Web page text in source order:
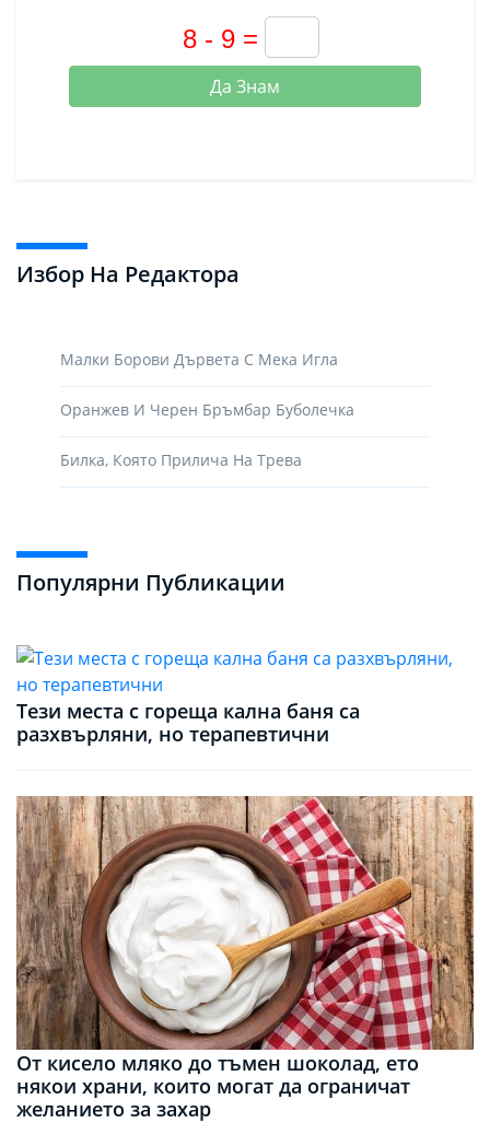
Да Знам
Избор На Редактора
Малки Борови Дървета С Мека Игла
Оранжев И Черен Бръмбар Буболечка
Билка, Която Прилича На Трева
Популярни Публикации
Тези места с гореща кална баня са
разхвърляни, но терапевтични
От кисело мляко до тъмен шоколад, ето
някои храни, които могат да ограничат
желанието за захар